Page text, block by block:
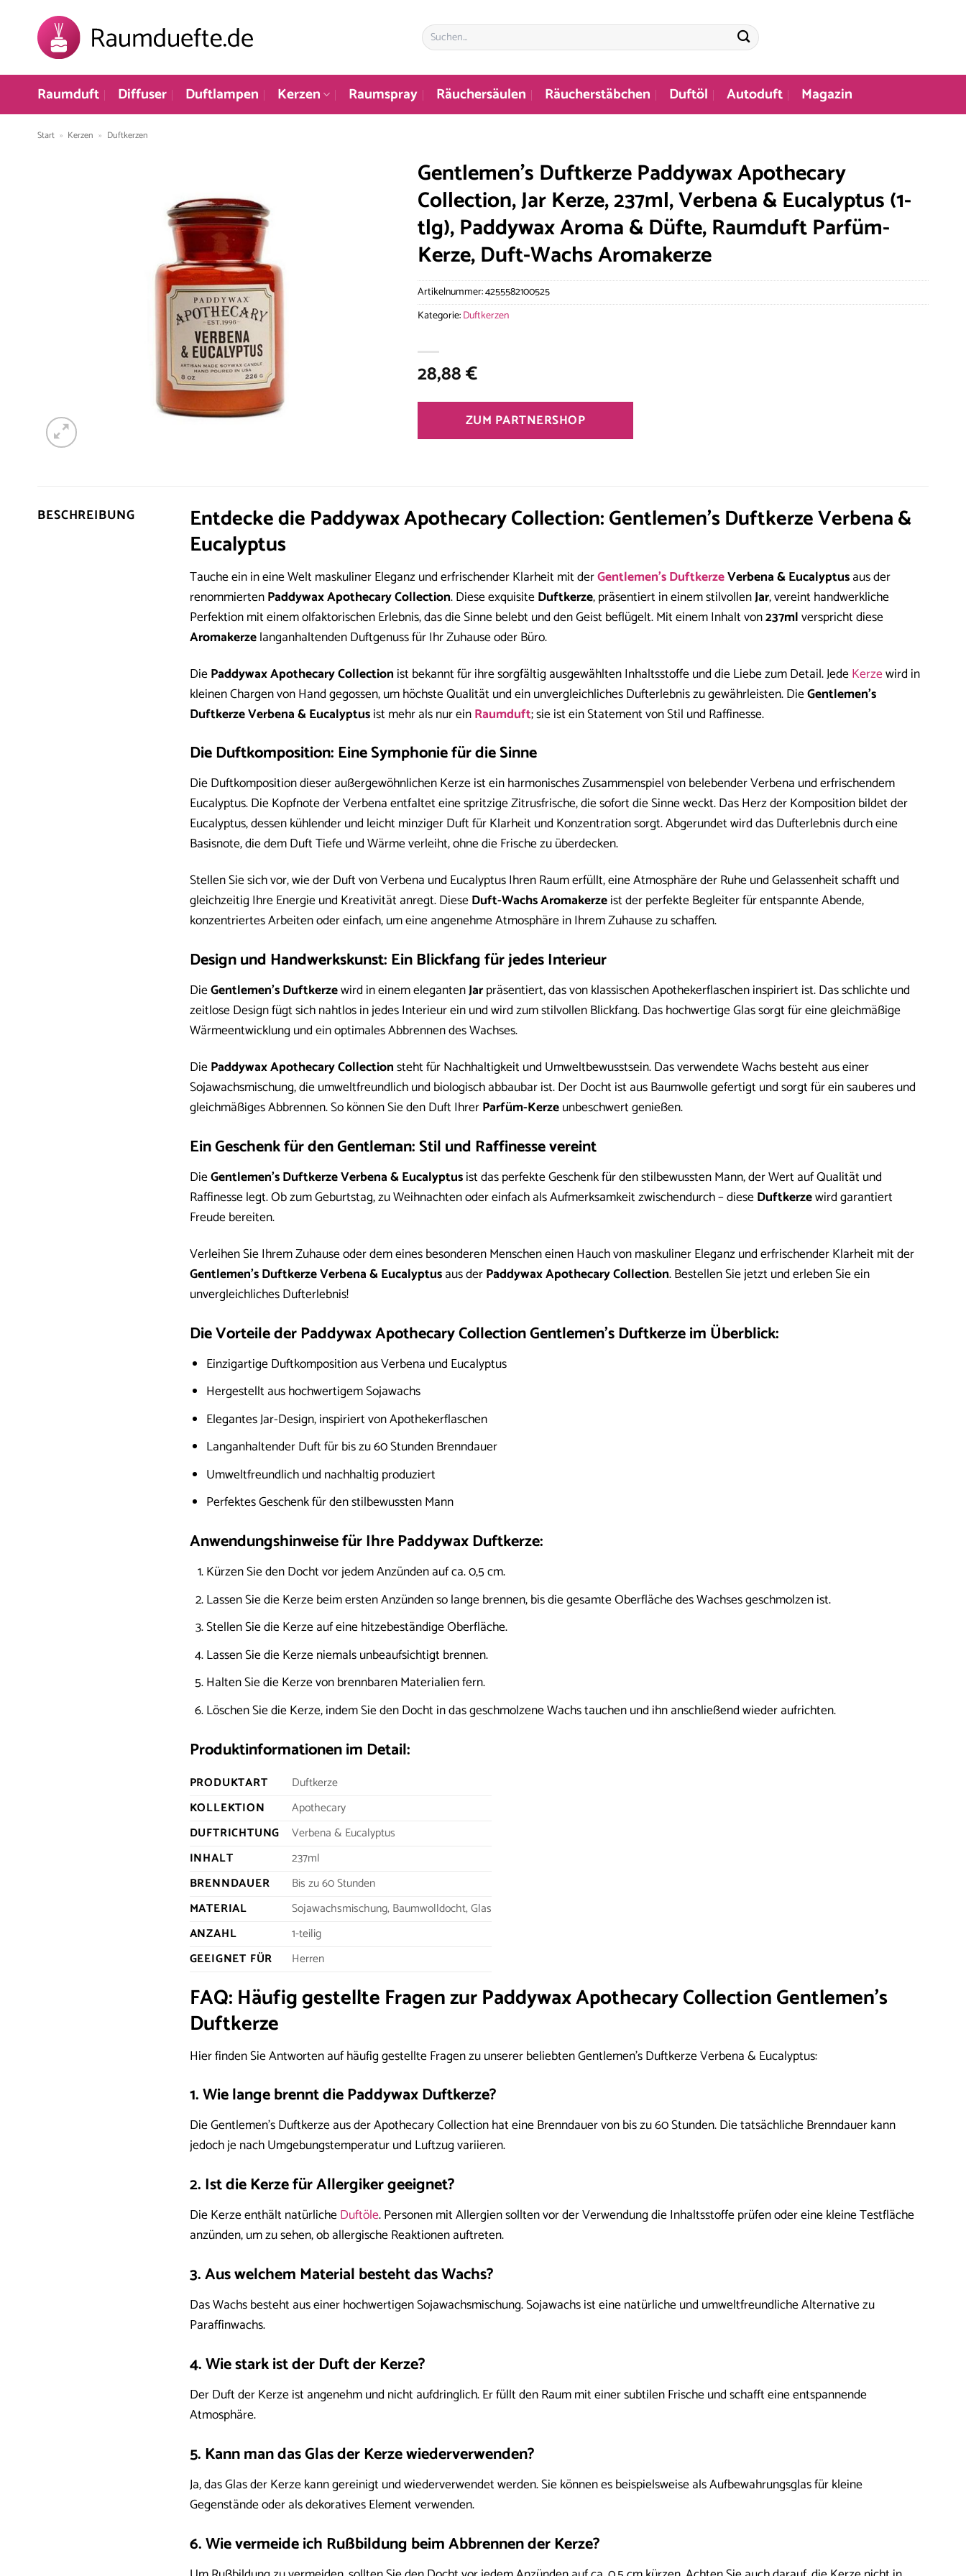
springen
Suchen
nach:
Raumduft Diffuser Duftlampen Kerzen Raumspray Räuchersäulen Räucherstäbchen Duftöl Autoduft Magazin
Start » Kerzen » Duftkerzen
Gentlemen’s Duftkerze Paddywax Apothecary
Collection, Jar Kerze, 237ml, Verbena & Eucalyptus (1-
tlg), Paddywax Aroma & Düfte, Raumduft Parfüm-
Kerze, Duft-Wachs Aromakerze
28,88€
ZUM PARTNERSHOP
Artikelnummer:4255582100525
Kategorie:Duftkerzen
BESCHREIBUNG Entdecke die Paddywax Apothecary Collection: Gentlemen’s Duftkerze Verbena &
Eucalyptus
Tauche ein in eine Welt maskuliner Eleganz und erfrischender Klarheit mit derGentlemen’sDuftkerzeVerbena & Eucalyptusaus der
renommiertenPaddywax Apothecary Collection. Diese exquisiteDuftkerze, präsentiert in einem stilvollenJar, vereint handwerkliche
Perfektion mit einem olfaktorischen Erlebnis, das die Sinne belebt und den Geist beflügelt. Mit einem Inhalt von237mlverspricht diese
Aromakerzelanganhaltenden Duftgenuss für Ihr Zuhause oder Büro.
DiePaddywax Apothecary Collection ist bekannt für ihre sorgfältig ausgewählten Inhaltsstoffe und die Liebe zum Detail. JedeKerzewird in
kleinen Chargen von Hand gegossen, um höchste Qualität und ein unvergleichliches Dufterlebnis zu gewährleisten. DieGentlemen’s
Duftkerze Verbena & Eucalyptusist mehr als nur einRaumduft; sie ist ein Statement von Stil und Raffinesse.
Die Duftkomposition: Eine Symphonie für die Sinne
Die Duftkomposition dieser außergewöhnlichen Kerze ist ein harmonisches Zusammenspiel von belebender Verbena und erfrischendem
Eucalyptus. Die Kopfnote der Verbena entfaltet eine spritzige Zitrusfrische, die sofort die Sinne weckt. Das Herz der Komposition bildet der
Eucalyptus, dessen kühlender und leicht minziger Duft für Klarheit und Konzentration sorgt. Abgerundet wird das Dufterlebnis durch eine
Basisnote, die dem Duft Tiefe und Wärme verleiht, ohne die Frische zu überdecken.
Stellen Sie sich vor, wie der Duft von Verbena und Eucalyptus Ihren Raum erfüllt, eine Atmosphäre der Ruhe und Gelassenheit schafft und
gleichzeitig Ihre Energie und Kreativität anregt. DieseDuft-Wachs Aromakerzeist der perfekte Begleiter für entspannte Abende,
konzentriertes Arbeiten oder einfach, um eine angenehme Atmosphäre in Ihrem Zuhause zu schaffen.
Design und Handwerkskunst: Ein Blickfang für jedes Interieur
DieGentlemen’s Duftkerzewird in einem elegantenJarpräsentiert, das von klassischen Apothekerflaschen inspiriert ist. Das schlichte und
zeitlose Design fügt sich nahtlos in jedes Interieur ein und wird zum stilvollen Blickfang. Das hochwertige Glas sorgt für eine gleichmäßige
Wärmeentwicklung und ein optimales Abbrennen des Wachses.
DiePaddywax Apothecary Collectionsteht für Nachhaltigkeit und Umweltbewusstsein. Das verwendete Wachs besteht aus einer
Sojawachsmischung, die umweltfreundlich und biologisch abbaubar ist. Der Docht ist aus Baumwolle gefertigt und sorgt für ein sauberes und
gleichmäßiges Abbrennen. So können Sie den Duft IhrerParfüm-Kerzeunbeschwert genießen.
Ein Geschenk für den Gentleman: Stil und Raffinesse vereint
DieGentlemen’s Duftkerze Verbena & Eucalyptusist das perfekte Geschenk für den stilbewussten Mann, der Wert auf Qualität und
Raffinesse legt. Ob zum Geburtstag, zu Weihnachten oder einfach als Aufmerksamkeit zwischendurch – dieseDuftkerzewird garantiert
Freude bereiten.
Verleihen Sie Ihrem Zuhause oder dem eines besonderen Menschen einen Hauch von maskuliner Eleganz und erfrischender Klarheit mit der
Gentlemen’s Duftkerze Verbena & Eucalyptusaus derPaddywax Apothecary Collection. Bestellen Sie jetzt und erleben Sie ein
unvergleichliches Dufterlebnis!
Die Vorteile der Paddywax Apothecary Collection Gentlemen’s Duftkerze im Überblick:
Einzigartige Duftkomposition aus Verbena und Eucalyptus
Hergestellt aus hochwertigem Sojawachs
Elegantes Jar-Design, inspiriert von Apothekerflaschen
Langanhaltender Duft für bis zu 60 Stunden Brenndauer
Umweltfreundlich und nachhaltig produziert
Perfektes Geschenk für den stilbewussten Mann
Anwendungshinweise für Ihre Paddywax Duftkerze:
Kürzen Sie den Docht vor jedem Anzünden auf ca. 0,5 cm.
Lassen Sie die Kerze beim ersten Anzünden so lange brennen, bis die gesamte Oberfläche des Wachses geschmolzen ist.
Stellen Sie die Kerze auf eine hitzebeständige Oberfläche.
Lassen Sie die Kerze niemals unbeaufsichtigt brennen.
Halten Sie die Kerze von brennbaren Materialien fern.
Löschen Sie die Kerze, indem Sie den Docht in das geschmolzene Wachs tauchen und ihn anschließend wieder aufrichten.
Produktinformationen im Detail:
PRODUKTART
Duftkerze
KOLLEKTION
Apothecary
DUFTRICHTUNG
Verbena & Eucalyptus
INHALT
237ml
BRENNDAUER
Bis zu 60 Stunden
MATERIAL
Sojawachsmischung, Baumwolldocht, Glas
ANZAHL
1-teilig
GEEIGNET FÜR
Herren
FAQ: Häufig gestellte Fragen zur Paddywax Apothecary Collection Gentlemen’s
Duftkerze
Hier finden Sie Antworten auf häufig gestellte Fragen zu unserer beliebten Gentlemen’s Duftkerze Verbena & Eucalyptus:
1. Wie lange brennt die Paddywax Duftkerze?
Die Gentlemen’s Duftkerze aus der Apothecary Collection hat eine Brenndauer von bis zu 60 Stunden. Die tatsächliche Brenndauer kann
jedoch je nach Umgebungstemperatur und Luftzug variieren.
2. Ist die Kerze für Allergiker geeignet?
Die Kerze enthält natürlicheDuftöle. Personen mit Allergien sollten vor der Verwendung die Inhaltsstoffe prüfen oder eine kleine Testfläche
anzünden, um zu sehen, ob allergische Reaktionen auftreten.
3. Aus welchem Material besteht das Wachs?
Das Wachs besteht aus einer hochwertigen Sojawachsmischung. Sojawachs ist eine natürliche und umweltfreundliche Alternative zu
Paraffinwachs.
4. Wie stark ist der Duft der Kerze?
Der Duft der Kerze ist angenehm und nicht aufdringlich. Er füllt den Raum mit einer subtilen Frische und schafft eine entspannende
Atmosphäre.
5. Kann man das Glas der Kerze wiederverwenden?
Ja, das Glas der Kerze kann gereinigt und wiederverwendet werden. Sie können es beispielsweise als Aufbewahrungsglas für kleine
Gegenstände oder als dekoratives Element verwenden.
6. Wie vermeide ich Rußbildung beim Abbrennen der Kerze?